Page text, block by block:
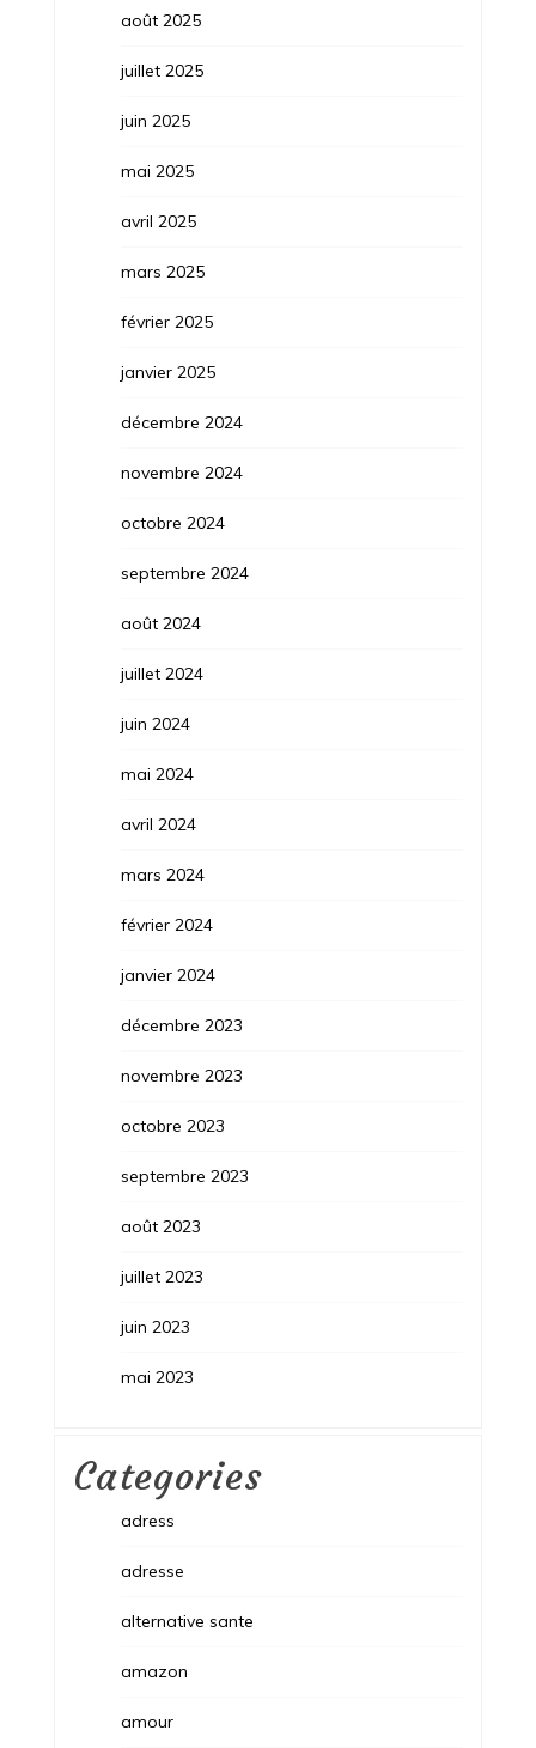
août 2025
juillet 2025
juin 2025
mai 2025
avril 2025
mars 2025
février 2025
janvier 2025
décembre 2024
novembre 2024
octobre 2024
septembre 2024
août 2024
juillet 2024
juin 2024
mai 2024
avril 2024
mars 2024
février 2024
janvier 2024
décembre 2023
novembre 2023
octobre 2023
septembre 2023
août 2023
juillet 2023
juin 2023
mai 2023
Categories
adress
adresse
alternative sante
amazon
amour